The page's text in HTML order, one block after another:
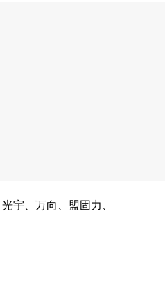
宇、万向、盟固力、